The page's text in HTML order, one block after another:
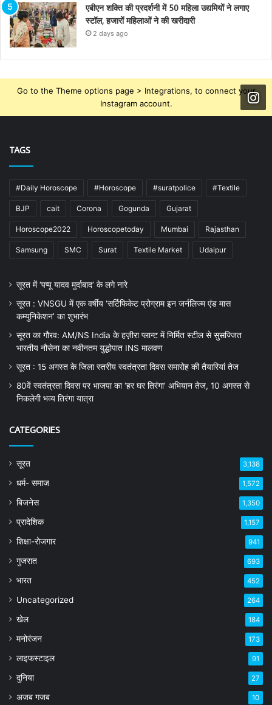
एबीएन शक्ति की प्रदर्शनी में 50 महिला उद्यमियों ने लगाए
स्टॉल, हजारों महिलाओं ने की खरीदारी
2 days ago
Go to the Theme options page > Integrations, to connect your
Instagram account.
TAGS
#Daily Horoscope #Horoscope #suratpolice #Textile
BJP cait Corona Gogunda Gujarat
Horoscope2022 Horoscopetoday Mumbai Rajasthan
Samsung SMC Surat Textile Market Udaipur
सूरत में ‘पप्पू यादव मुर्दाबाद’ के लगे नारे
सूरत : VNSGU में एक वर्षीय ‘सर्टिफिकेट प्रोग्राम इन जर्नलिज्म एंड मास
कम्युनिकेशन’ का शुभारंभ
सूरत का गौरव: AM/NS India के हज़ीरा प्लान्ट में निर्मित स्टील से सुसज्जित
भारतीय नौसेना का नवीनतम युद्धोपात INS मालवण
सूरत : 15 अगस्त के जिला स्तरीय स्वतंत्रता दिवस समारोह की तैयारियां तेज
80वें स्वतंत्रता दिवस पर भाजपा का ‘हर घर तिरंगा’ अभियान तेज, 10 अगस्त से
निकलेगी भव्य तिरंगा यात्रा
CATEGORIES
सूरत 3,138
धर्म- समाज 1,572
बिजनेस 1,350
प्रादेशिक 1,157
शिक्षा-रोजगार 941
गुजरात 693
भारत 452
Uncategorized 264
खेल 184
मनोरंजन 173
लाइफस्टाइल 91
दुनिया 27
अजब गजब 10